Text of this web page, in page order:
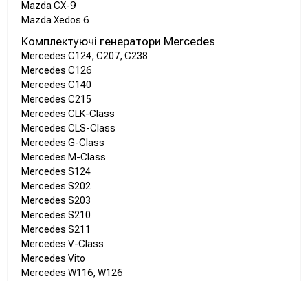
Mazda CX-9
Mazda Xedos 6
Комплектуючі генератори Mercedes
Mercedes C124, C207, C238
Mercedes C126
Mercedes C140
Mercedes C215
Mercedes CLK-Class
Mercedes CLS-Class
Mercedes G-Class
Mercedes M-Class
Mercedes S124
Mercedes S202
Mercedes S203
Mercedes S210
Mercedes S211
Mercedes V-Class
Mercedes Vito
Mercedes W116, W126